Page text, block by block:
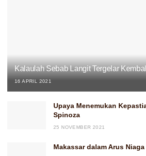
Kalaulah Sebab Langit Tergelar
16 APRIL 2021
Upaya Menemukan
Spinoza
25 NOVEMBER 2021
Makassar dalam Arus